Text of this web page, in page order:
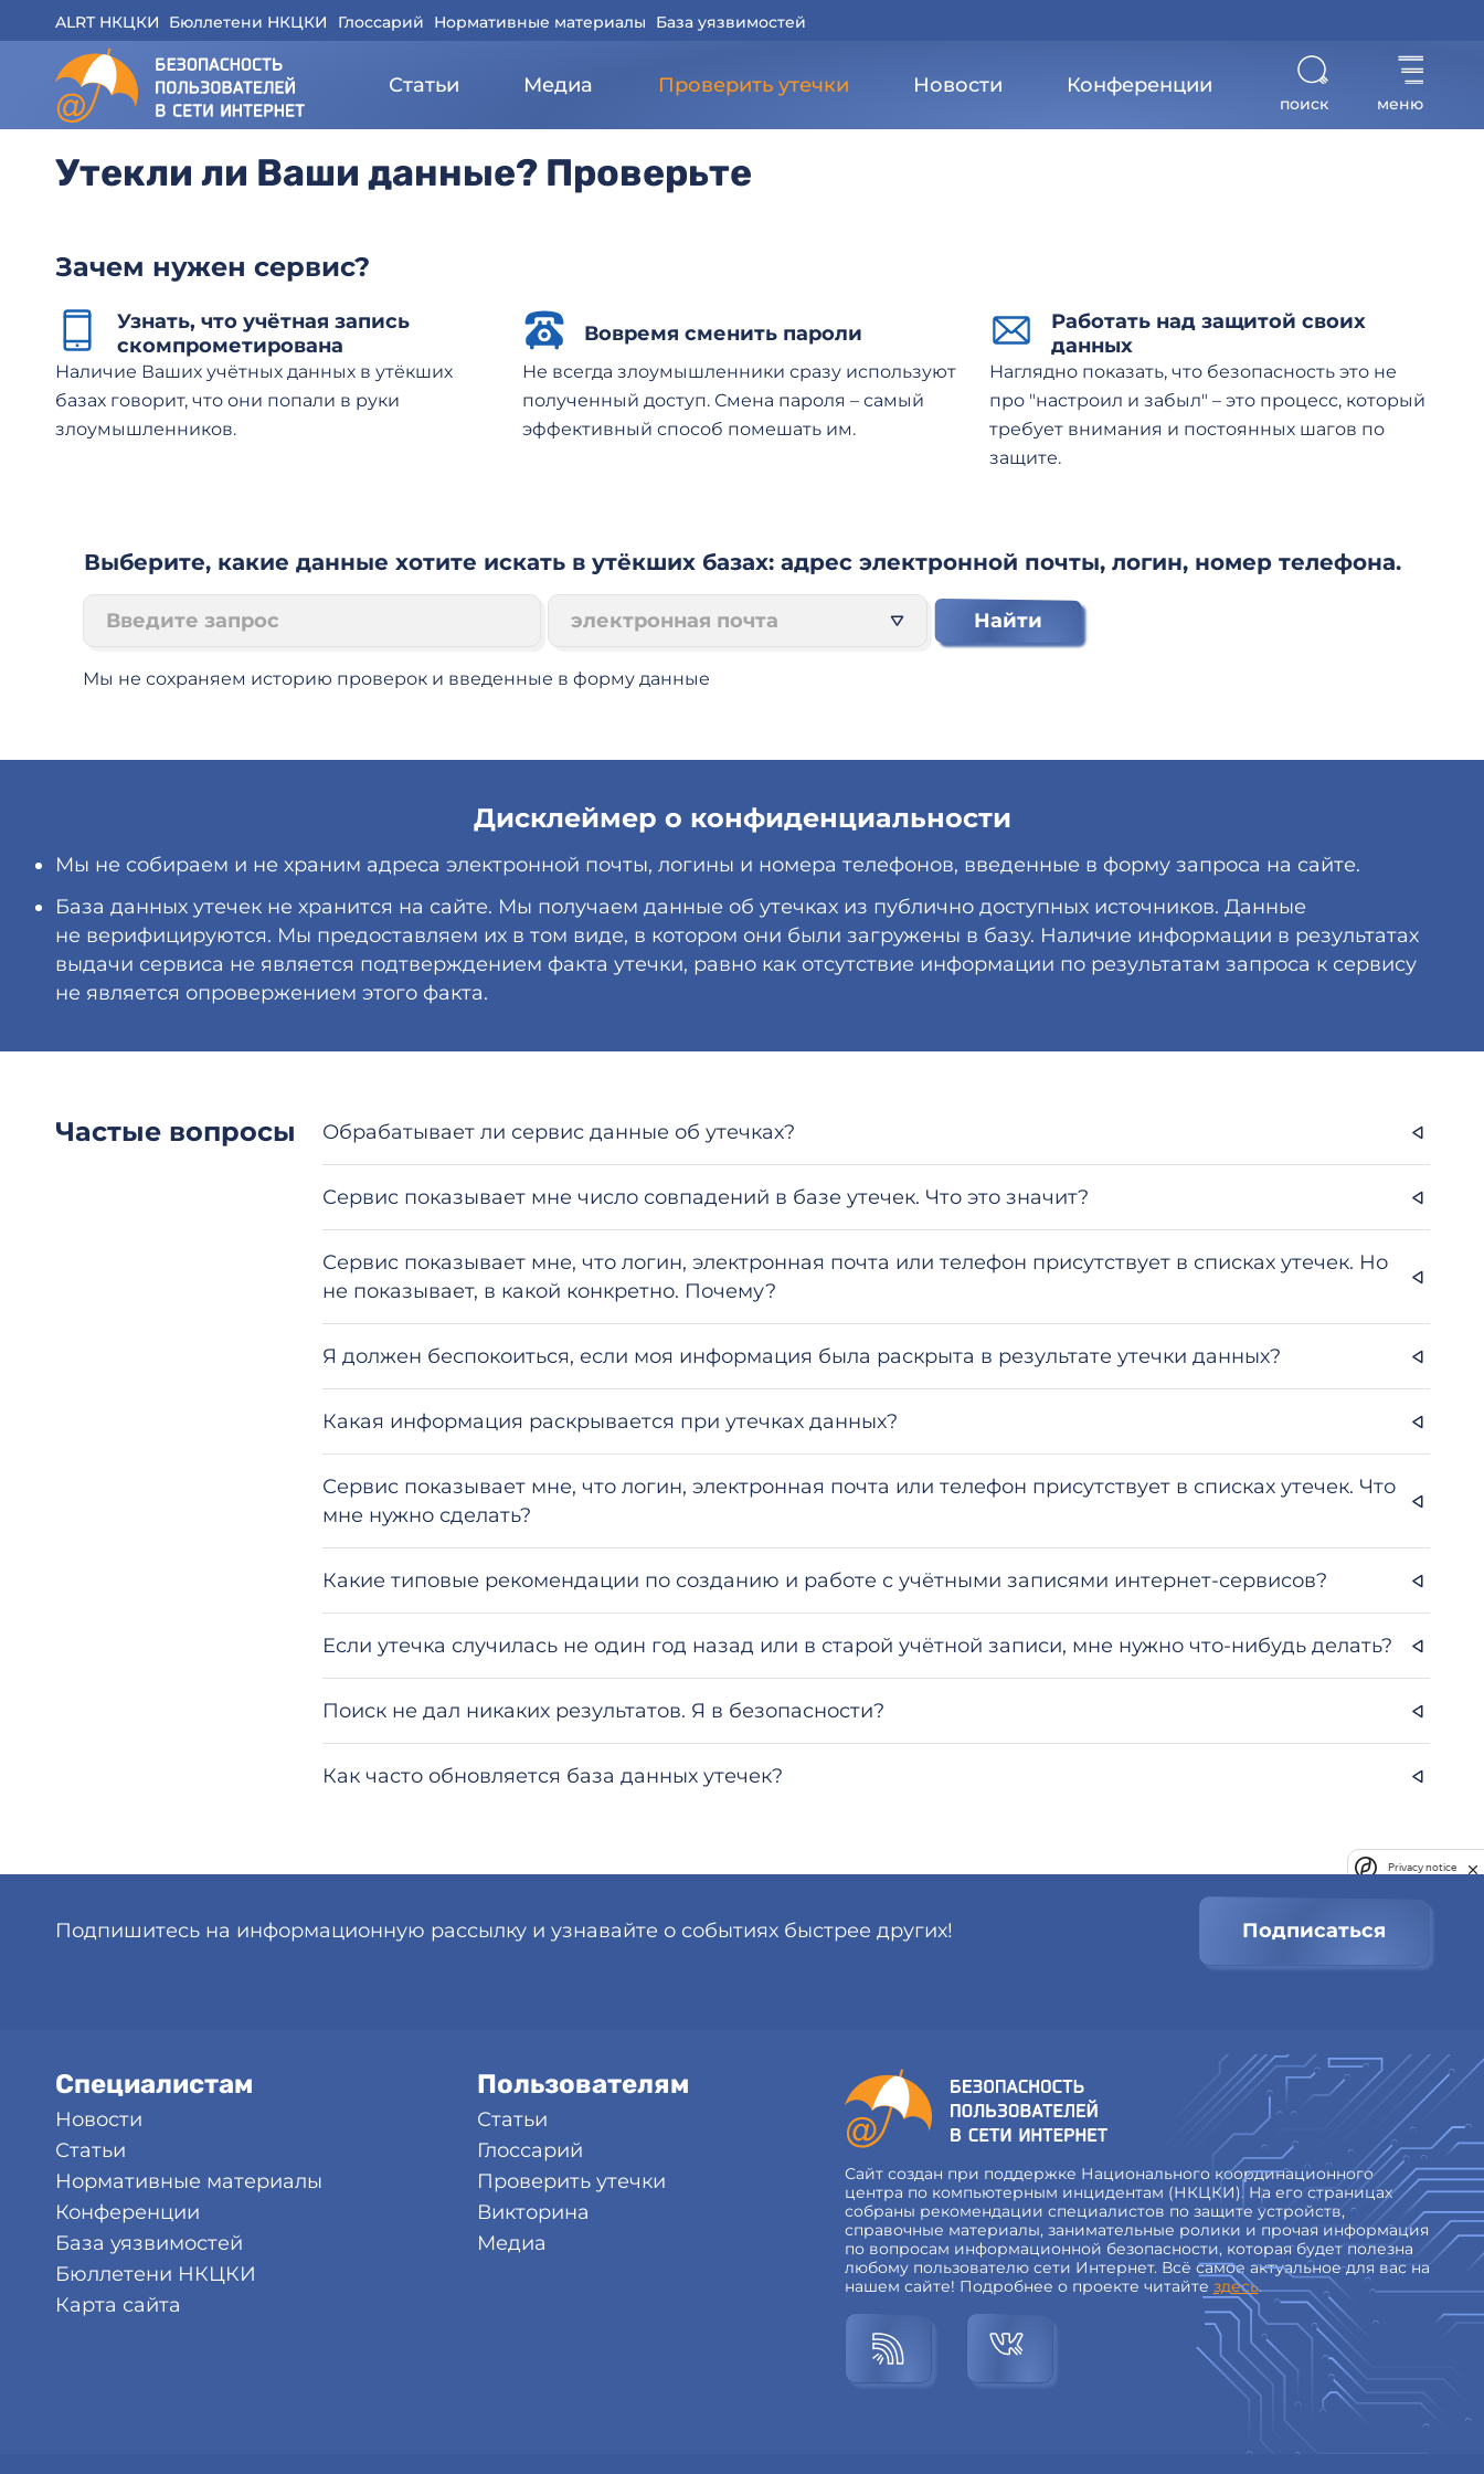
ALRT НКЦКИ Бюллетени НКЦКИ Глоссарий Нормативные материалы База уязвимостей
Статьи Медиа Проверить утечки Новости Конференции
поиск меню
Все разделы
Утекли ли Ваши данные? Проверьте
Зачем нужен сервис?
Узнать, что учётная запись
скомпрометирована
Наличие Ваших учётных данных в утёкших
базах говорит, что они попали в руки
злоумышленников.
Вовремя сменить пароли
Не всегда злоумышленники сразу используют
полученный доступ. Смена пароля – самый
эффективный способ помешать им.
Работать над защитой своих
данных
Наглядно показать, что безопасность это не
про "настроил и забыл" – это процесс, который
требует внимания и постоянных шагов по
защите.
Выберите, какие данные хотите искать в утёкших базах: адрес электронной почты, логин, номер телефона.
электронная почта Найти
Мы не сохраняем историю проверок и введенные в форму данные
Дисклеймер о конфиденциальности
Мы не собираем и не храним адреса электронной почты, логины и номера телефонов, введенные в форму запроса на сайте.
База данных утечек не хранится на сайте. Мы получаем данные об утечках из публично доступных источников. Данные
не верифицируются. Мы предоставляем их в том виде, в котором они были загружены в базу. Наличие информации в результатах
выдачи сервиса не является подтверждением факта утечки, равно как отсутствие информации по результатам запроса к сервису
не является опровержением этого факта.
Частые вопросы Обрабатывает ли сервис данные об утечках?
Сервис показывает мне число совпадений в базе утечек. Что это значит?
Сервис показывает мне, что логин, электронная почта или телефон присутствует в списках утечек. Но
не показывает, в какой конкретно. Почему?
Я должен беспокоиться, если моя информация была раскрыта в результате утечки данных?
Какая информация раскрывается при утечках данных?
Сервис показывает мне, что логин, электронная почта или телефон присутствует в списках утечек. Что
мне нужно сделать?
Какие типовые рекомендации по созданию и работе с учётными записями интернет-сервисов?
Если утечка случилась не один год назад или в старой учётной записи, мне нужно что-нибудь делать?
Поиск не дал никаких результатов. Я в безопасности?
Как часто обновляется база данных утечек?
Подпишитесьна информационную рассылку и узнавайте о событиях быстрее других! Подписаться
Специалистам
Новости
Статьи
Нормативные материалы
Конференции
База уязвимостей
Бюллетени НКЦКИ
Карта сайта
Пользователям
Статьи
Глоссарий
Проверить утечки
Викторина
Медиа
Сайт создан при поддержке Национального координационного
центра по компьютерным инцидентам (НКЦКИ). На его страницах
собраны рекомендации специалистов по защите устройств,
справочные материалы, занимательные ролики и прочая информация
по вопросам информационной безопасности, которая будет полезна
любому пользователю сети Интернет. Всё самое актуальное для вас на
нашем сайте! Подробнее о проекте читайте здесь.
Privacy notice